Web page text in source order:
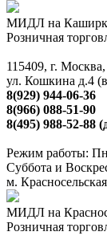
МИДЛ на
Розничная
115409, г.
ул. Кошкина д.4
8(929) 944-06-36
8(966) 088-51-90
8(495) 988-52-88
Режим работы:
Суббота и
м. Красносельская
МИДЛ на
Розничная